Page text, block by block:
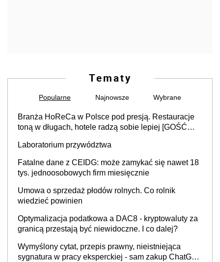
Tematy
Popularne Najnowsze Wybrane
Branża HoReCa w Polsce pod presją. Restauracje
toną w długach, hotele radzą sobie lepiej [GOŚĆ
Laboratorium przywództwa
Fatalne dane z CEIDG: może zamykać się nawet 18
tys. jednoosobowych firm miesięcznie
Umowa o sprzedaż płodów rolnych. Co rolnik
wiedzieć powinien
Optymalizacja podatkowa a DAC8 - kryptowaluty za
granicą przestają być niewidoczne. I co dalej?
Wymyślony cytat, przepis prawny, nieistniejąca
sygnatura w pracy eksperckiej - sam zakup ChatGPT